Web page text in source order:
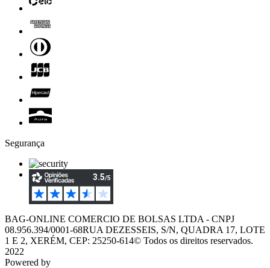
Segurança
BAG-ONLINE COMERCIO DE BOLSAS LTDA - CNPJ
08.956.394/0001-68RUA DEZESSEIS, S/N, QUADRA 17, LOTE
1 E 2, XERÉM, CEP: 25250-614© Todos os direitos reservados.
2022
Powered by